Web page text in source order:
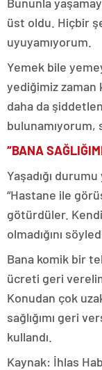
üst oldu. Hiçbir
uyuyamıyorum.
Yemek bile
yediğimiz zaman
daha da
bulunamıyorum,
“BANA
Yaşadığı
“Hastane ile
götürdüler.
olmadığını
Bana komik bir
ücreti geri
Konudan çok
sağlığımı geri
kullandı.
Kaynak: İhlas